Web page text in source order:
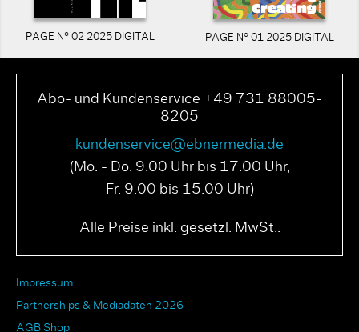
PAGE N° 02 2025 DIGITAL PAGE N° 01 2025 DIGITAL
Abo- und Kundenservice +49 731 88005-
8205
kundenservice@ebnermedia.de
(Mo. - Do. 9.00 Uhr bis 17.00 Uhr,
Fr. 9.00 bis 15.00 Uhr)
Alle Preise inkl. gesetzl. MwSt..
Impressum
Partnerships & Mediadaten 2026
AGB Shop